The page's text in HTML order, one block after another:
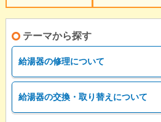
テーマから探す
給湯器の修理について
給湯器の交換・取り替えについて